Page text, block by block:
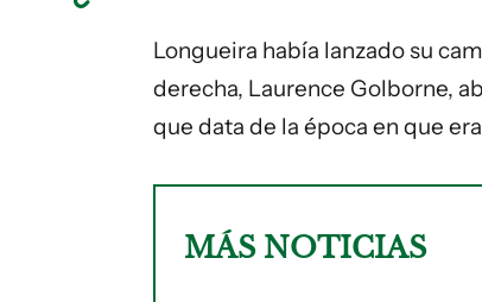
Longueira había lanzado su
derecha, Laurence Golborne,
que data de la época en que
MÁS NOTICIAS